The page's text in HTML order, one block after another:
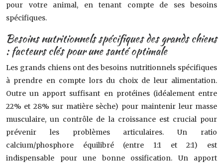
pour votre animal, en tenant compte de ses besoins
spécifiques.
Besoins nutritionnels spécifiques des grands chiens
: facteurs clés pour une santé optimale
Les grands chiens ont des besoins nutritionnels spécifiques
à prendre en compte lors du choix de leur alimentation.
Outre un apport suffisant en protéines (idéalement entre
22% et 28% sur matière sèche) pour maintenir leur masse
musculaire, un contrôle de la croissance est crucial pour
prévenir les problèmes articulaires. Un ratio
calcium/phosphore équilibré (entre 1:1 et 2:1) est
indispensable pour une bonne ossification. Un apport